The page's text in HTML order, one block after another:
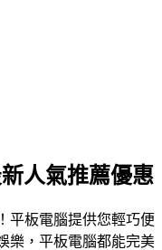
人氣推薦優惠
平板電腦提供您輕巧便
樂，平板電腦都能完美